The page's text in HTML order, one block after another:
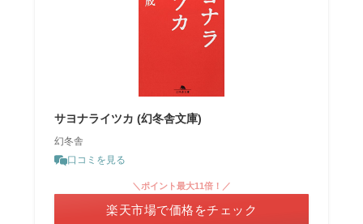
サヨナライツカ (幻冬舎文庫)
幻冬舎
口コミを見る
＼ポイント最大11倍！／
楽天市場で価格をチェック